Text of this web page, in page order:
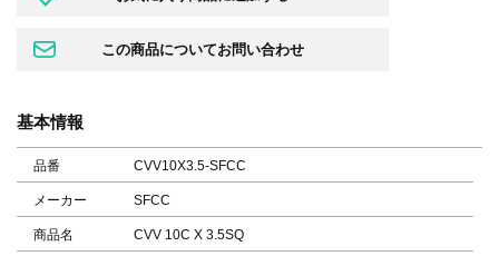
基本情報
品番 CVV10X3.5-SFCC
メーカー SFCC
商品名 CVV 10C X 3.5SQ